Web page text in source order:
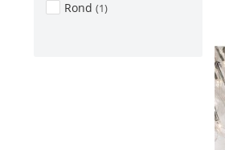
Rond (1)